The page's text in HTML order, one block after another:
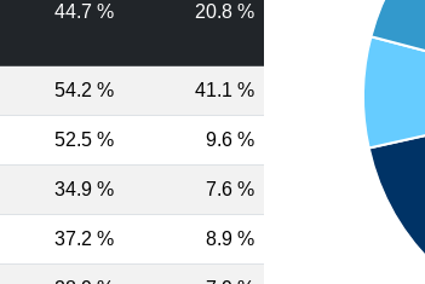
44.7 % 20.8 %
54.2 % 41.1 %
52.5 % 9.6 %
34.9 % 7.6 %
37.2 % 8.9 %